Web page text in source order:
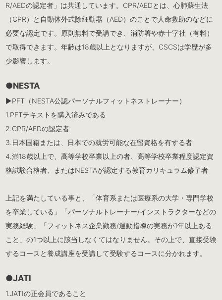
R/AEDの認定者」は共通しています。CPR/AEDとは、心肺蘇生法
（CPR）と自動体外式除細動器（AED）のことで人命救助のなどに
必要な認定です。原則無料で受講でき、消防署や赤十字社（有料）
で取得できます。年齢は18歳以上となりますが、CSCSは学歴が多
少影響します。
●NESTA
▶︎PFT（NESTA公認パーソナルフィットネストレーナー）
1.PFTテキストを購入済みである
2.CPR/AEDの認定者
3.日本国籍または、日本での就労可能な在留資格を有する者
4.満18歳以上で、高等学校卒業以上の者、高等学校卒業程度認定資
格試験合格者、またはNESTAが認定する教育カリキュラム修了者
上記を満たしている事と、「体育系または医療系の大学・専門学校
を卒業している」「パーソナルトレーナー/インストラクターなどの
実務経験」「フィットネス企業勤務/運動指導の実務が1年以上ある
こと」の1つ以上に該当しなくてはなりません。その上で、直接受験
するコースと養成講座を受講して受験するコースに分かれます。
●JATI
1.JATIの正会員であること